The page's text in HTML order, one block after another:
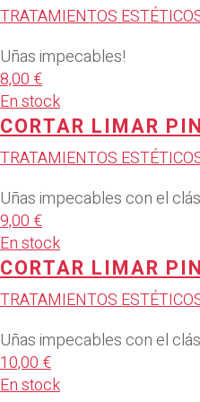
TRATAMIENTOS
Uñas impecables!
8,00 €
En stock
CORTAR LIMAR
TRATAMIENTOS
Uñas impecables con el
9,00 €
En stock
CORTAR LIMAR
TRATAMIENTOS
Uñas impecables con el
10,00 €
En stock